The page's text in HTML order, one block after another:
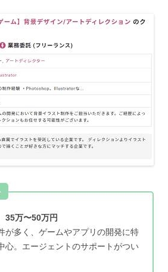
35万〜50万円
が多く、ゲームやアプリの開発に特
心。エージェントのサポートがつい